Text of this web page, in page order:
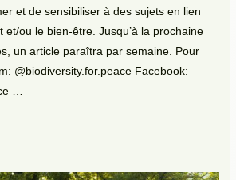
et de sensibiliser à des sujets en lien
et/ou le bien-être. Jusqu’à la prochaine
un article paraîtra par semaine. Pour
@biodiversity.for.peace Facebook:
…